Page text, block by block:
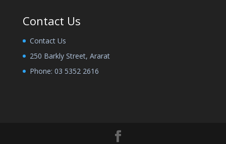
Contact Us
Contact Us
250 Barkly Street, Ararat
Phone: 03 5352 2616